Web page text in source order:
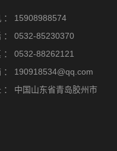
15908988574
0532-85230370
0532-88262121
190918534@qq.com
中国山东省青岛胶州市